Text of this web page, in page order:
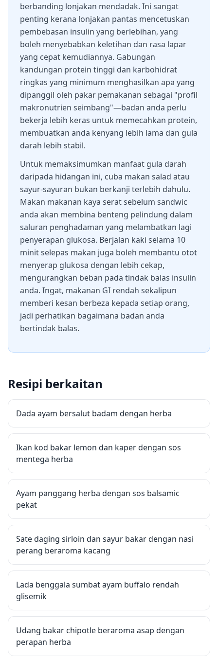
berbanding lonjakan mendadak. Ini sangat
penting kerana lonjakan pantas mencetuskan
pembebasan insulin yang berlebihan, yang
boleh menyebabkan keletihan dan rasa lapar
yang cepat kemudiannya. Gabungan
kandungan protein tinggi dan karbohidrat
ringkas yang minimum menghasilkan apa yang
dipanggil oleh pakar pemakanan sebagai "profil
makronutrien seimbang"—badan anda perlu
bekerja lebih keras untuk memecahkan protein,
membuatkan anda kenyang lebih lama dan gula
darah lebih stabil.
Untuk memaksimumkan manfaat gula darah
daripada hidangan ini, cuba makan salad atau
sayur-sayuran bukan berkanji terlebih dahulu.
Makan makanan kaya serat sebelum sandwic
anda akan membina benteng pelindung dalam
saluran penghadaman yang melambatkan lagi
penyerapan glukosa. Berjalan kaki selama 10
minit selepas makan juga boleh membantu otot
menyerap glukosa dengan lebih cekap,
mengurangkan beban pada tindak balas insulin
anda. Ingat, makanan GI rendah sekalipun
memberi kesan berbeza kepada setiap orang,
jadi perhatikan bagaimana badan anda
bertindak balas.
Resipi berkaitan
Dada ayam bersalut badam dengan herba
Ikan kod bakar lemon dan kaper dengan sos
mentega herba
Ayam panggang herba dengan sos balsamic
pekat
Sate daging sirloin dan sayur bakar dengan nasi
perang beraroma kacang
Lada benggala sumbat ayam buffalo rendah
glisemik
Udang bakar chipotle beraroma asap dengan
perapan herba